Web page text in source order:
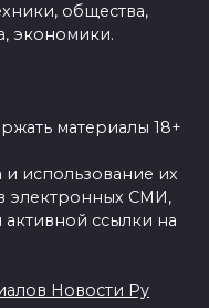
общества,
экономики.
материалы 18+
и использование их
электронных СМИ,
ссылки на
Новости Ру